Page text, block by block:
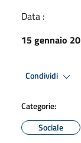
Data :
15 gennaio
Condividi
Categorie:
Sociale